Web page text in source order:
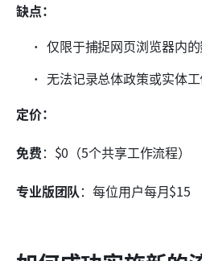
缺点：
仅限于捕捉网页浏览器内的
无法记录总体政策或实体工
定价：
免费：$0（5个共享工作流程）
专业版团队：每位用户每月$15